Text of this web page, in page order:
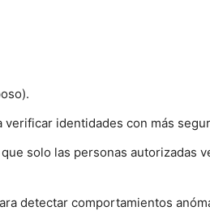
verificar identidades con más
que solo las personas autorizadas
detectar comportamientos